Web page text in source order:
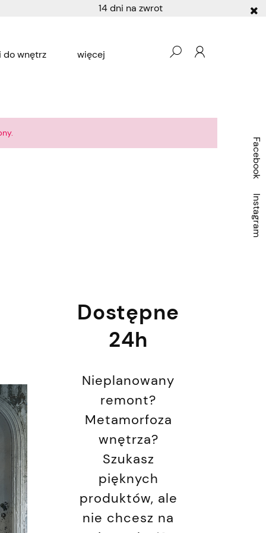
14 dni na zwrot
do wnętrz więcej
Facebook
Instagram
Dostępne
24h
Nieplanowany
remont?
Metamorfoza
wnętrza?
Szukasz
pięknych
produktów, ale
nie chcesz na